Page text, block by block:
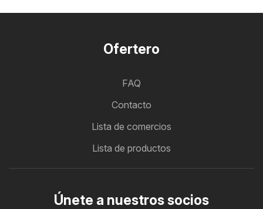
Ofertero
FAQ
Contacto
Lista de comercios
Lista de productos
Únete a nuestros socios